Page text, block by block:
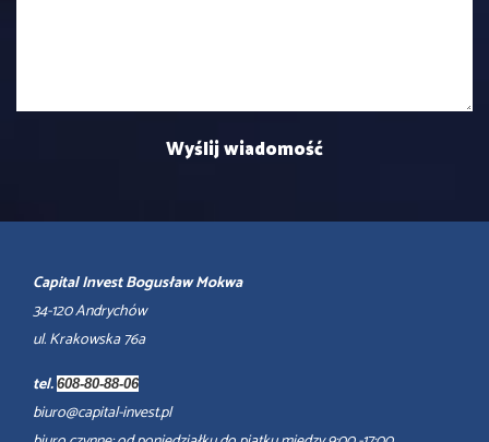
Capital Invest Bogusław Mokwa
34-120 Andrychów
ul. Krakowska 76a
tel. 608-80-88-06
biuro@capital-invest.pl